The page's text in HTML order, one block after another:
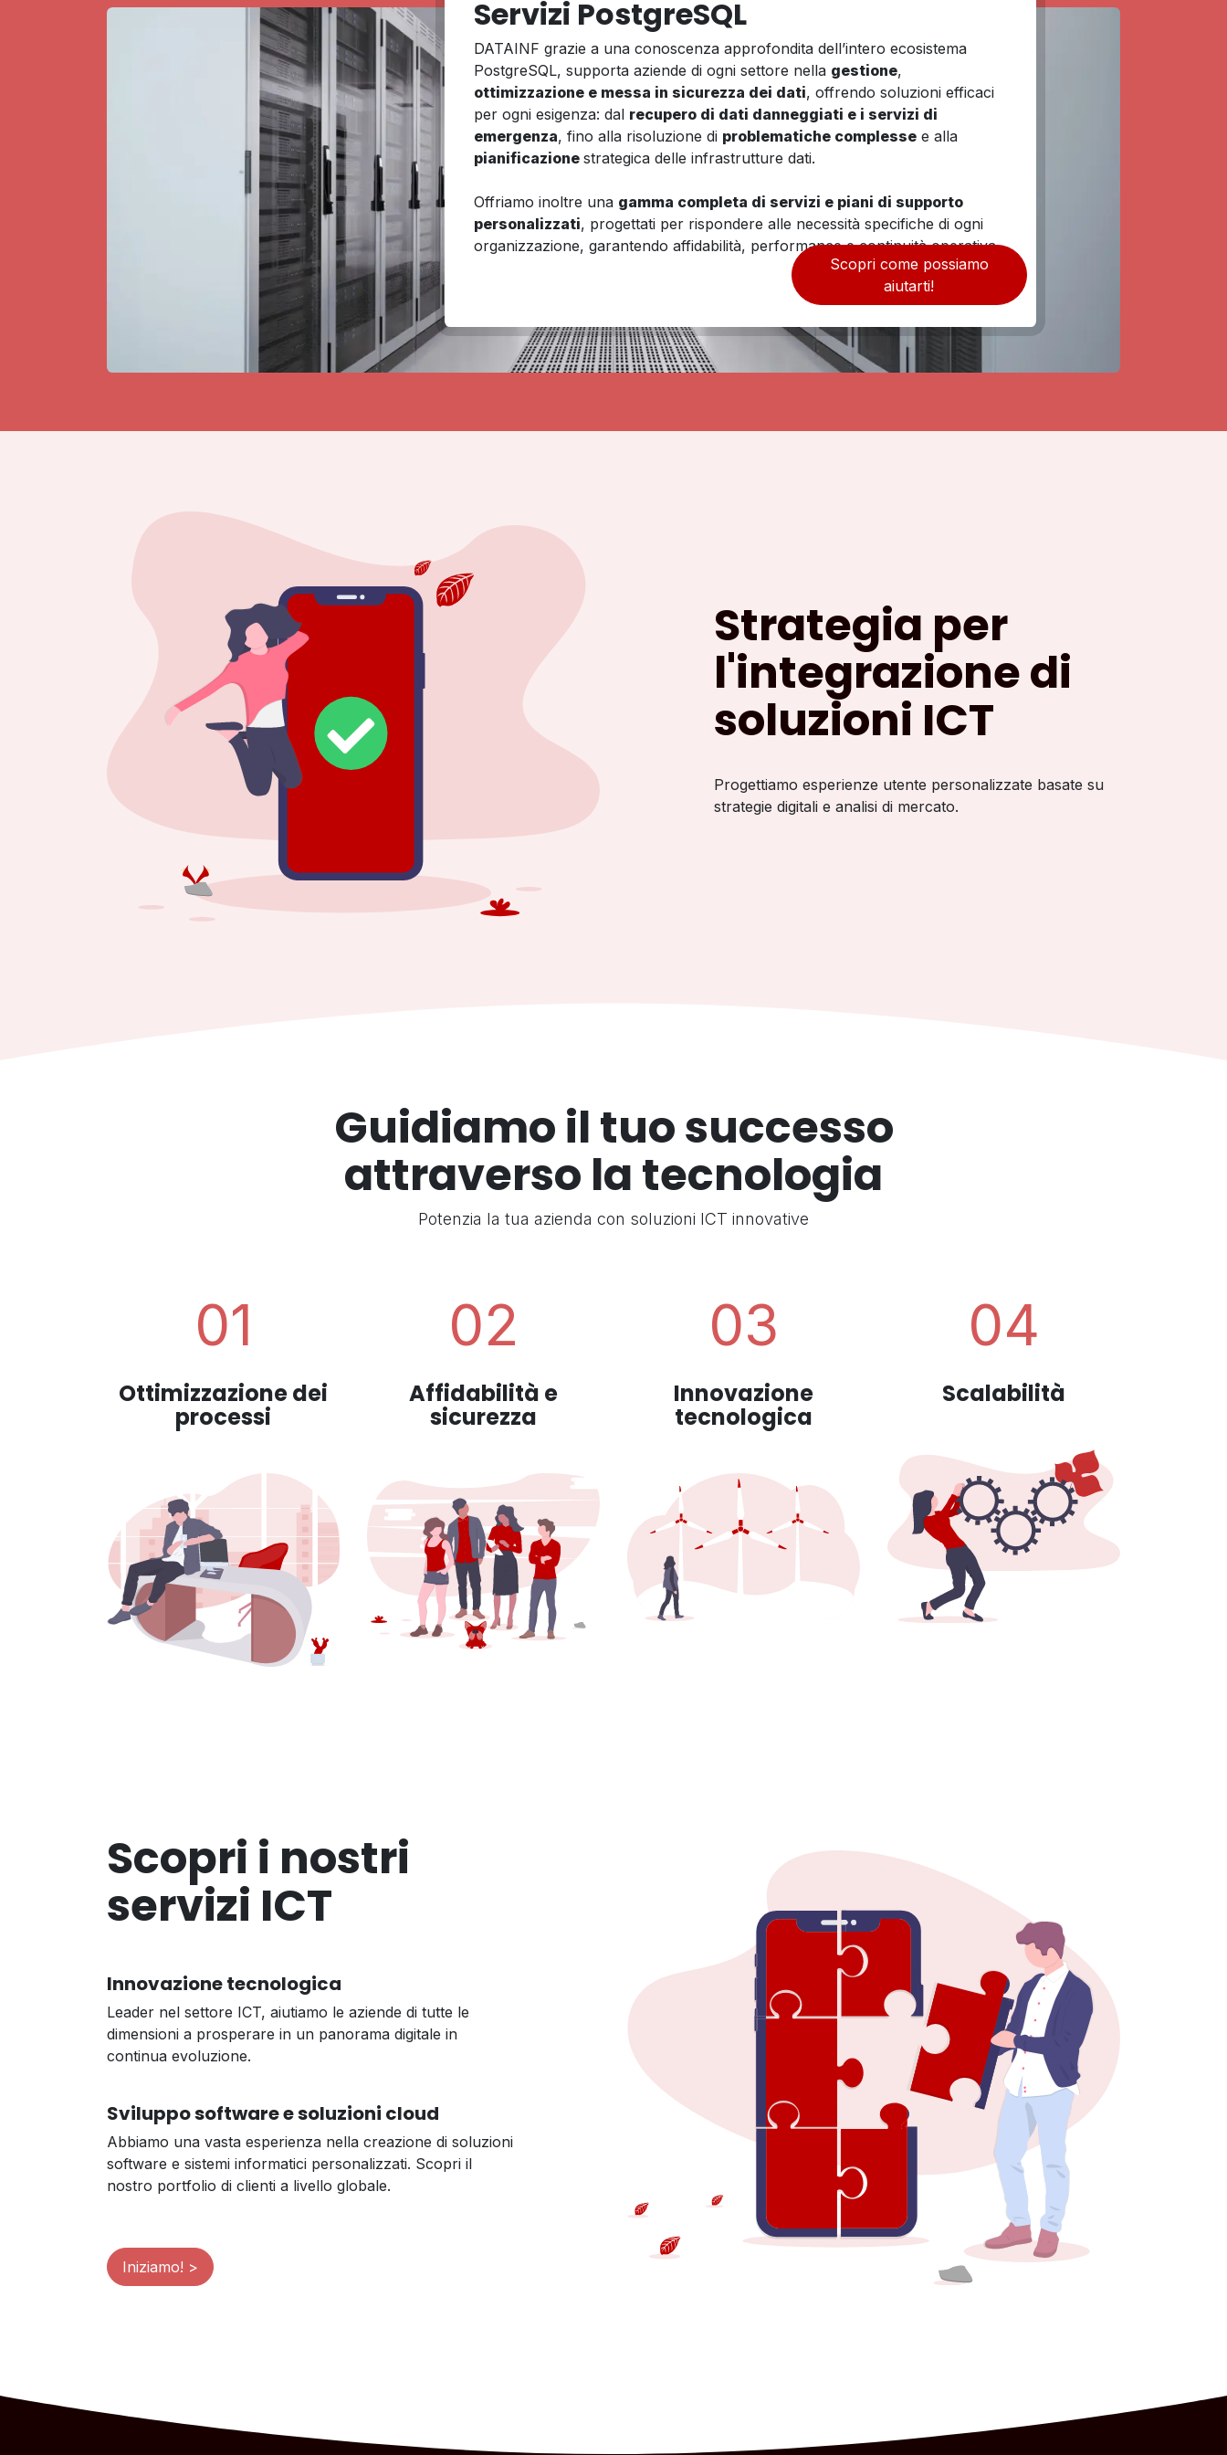
Servizi PostgreSQL
DATAINF grazie a una conoscenza approfondita dell’intero ecosistema
PostgreSQL, supporta aziende di ogni settore nella gestione,
ottimizzazione e messa in sicurezza dei dati, offrendo soluzioni efficaci
per ogni esigenza: dal recupero di dati danneggiati e i servizi di
emergenza, fino alla risoluzione di problematiche complesse e alla
pianificazione strategica delle infrastrutture dati.
Offriamo inoltre una gamma completa di servizi e piani di supporto
personalizzati, progettati per rispondere alle necessità specifiche di ogni
organizzazione, garantendo affidabilità, performance e continuità operativa.
Scopri come possiamo
aiutarti!
Strategia per
l'integrazione di
soluzioni ICT
Progettiamo esperienze utente personalizzate basate su
strategie digitali e analisi di mercato.
Guidiamo il tuo successo
attraverso la tecnologia
Potenzia la tua azienda con soluzioni ICT innovative
01
Ottimizzazione dei
processi
02
Affidabilità e
sicurezza
03
Innovazione
tecnologica
04
Scalabilità
Scopri i nostri
servizi ICT
Innovazione tecnologica
Leader nel settore ICT, aiutiamo le aziende di tutte le
dimensioni a prosperare in un panorama digitale in
continua evoluzione.
Sviluppo software e soluzioni cloud
Abbiamo una vasta esperienza nella creazione di soluzioni
software e sistemi informatici personalizzati. Scopri il
nostro portfolio di clienti a livello globale.
Iniziamo! >